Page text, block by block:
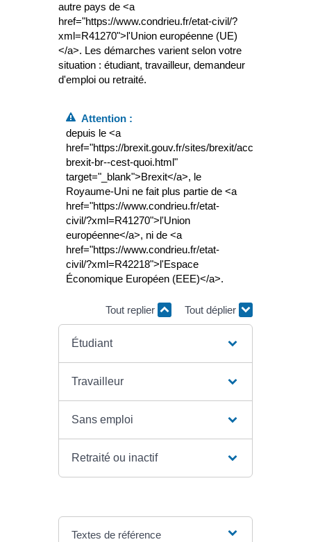
autre pays de <a
href="https://www.condrieu.fr/etat-civil/?
xml=R41270">l'Union européenne (UE)
</a>. Les démarches varient selon votre
situation : étudiant, travailleur, demandeur
d'emploi ou retraité.
Attention :
depuis le <a
href="https://brexit.gouv.fr/sites/brexit/accueil/le-
brexit-br--cest-quoi.html"
target="_blank">Brexit</a>, le
Royaume-Uni ne fait plus partie de <a
href="https://www.condrieu.fr/etat-
civil/?xml=R41270">l'Union
européenne</a>, ni de <a
href="https://www.condrieu.fr/etat-
civil/?xml=R42218">l'Espace
Économique Européen (EEE)</a>.
Tout replier Tout déplier
Étudiant
Travailleur
Sans emploi
Retraité ou inactif
Textes de référence